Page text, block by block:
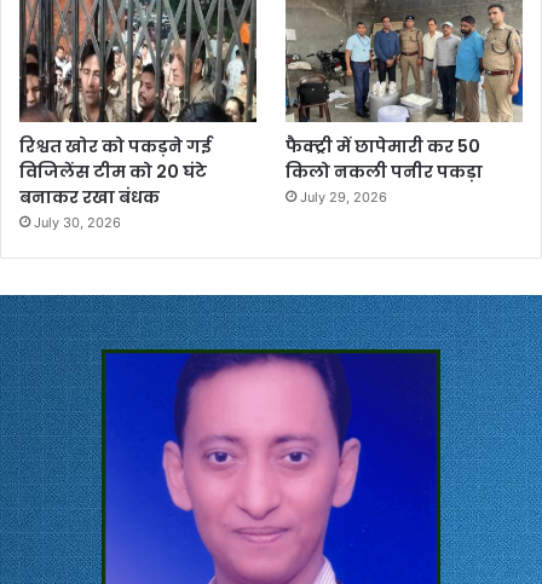
रिश्वत खोर को पकड़ने गई
विजिलेंस टीम को 20 घंटे
बनाकर रखा बंधक
July 30, 2026
फैक्ट्री में छापेमारी कर 50
किलो नकली पनीर पकड़ा
July 29, 2026